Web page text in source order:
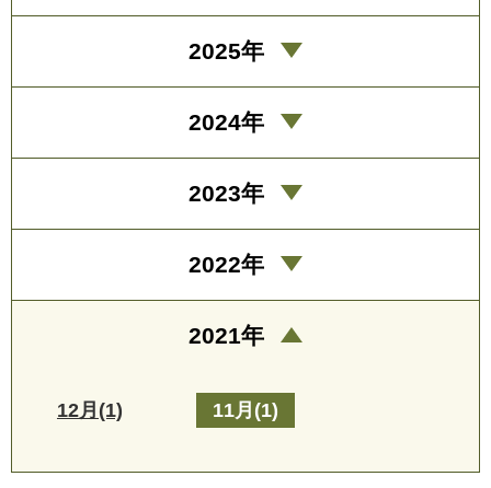
2025年
2024年
2023年
2022年
2021年
12月(1) 11月(1)